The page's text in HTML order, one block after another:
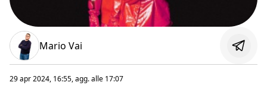
Mario Vai
29 apr 2024, 16:55, agg. alle 17:07